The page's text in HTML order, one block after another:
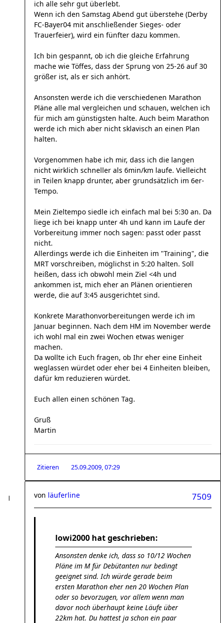
ich alle sehr gut überlebt.
Wenn ich den Samstag Abend gut überstehe (Derby
FC-Bayer04 mit anschließender Sieges- oder
Trauerfeier), wird ein fünfter dazu kommen.
Ich bin gespannt, ob ich die gleiche Erfahrung
mache wie Töffes, dass der Sprung von 25-26 auf 30
größer ist, als er sich anhört.
Ansonsten werde ich die verschiedenen Marathon
Pläne alle mal vergleichen und schauen, welchen ich
für mich am günstigsten halte. Auch beim Marathon
werde ich mich aber nicht sklavisch an einen Plan
halten.
Vorgenommen habe ich mir, dass ich die langen
nicht wirklich schneller als 6min/km laufe. Vielleicht
in Teilen knapp drunter, aber grundsätzlich im 6er-
Tempo.
Mein Zieltempo siedle ich einfach mal bei 5:30 an. Da
liege ich bei knapp unter 4h und kann im Laufe der
Vorbereitung immer noch sagen: passt oder passt
nicht.
Allerdings werde ich die Einheiten im "Training", die
MRT vorschreiben, möglichst in 5:20 halten. Soll
heißen, dass ich obwohl mein Ziel <4h und
ankommen ist, mich eher an Plänen orientieren
werde, die auf 3:45 ausgerichtet sind.
Konkrete Marathonvorbereitungen werde ich im
Januar beginnen. Nach dem HM im November werde
ich wohl mal ein zwei Wochen etwas weniger
machen.
Da wollte ich Euch fragen, ob Ihr eher eine Einheit
weglassen würdet oder eher bei 4 Einheiten bleiben,
dafür km reduzieren würdet.
Euch allen einen schönen Tag.
Gruß
Martin
Zitieren 25.09.2009, 07:29
7509
von läuferline
lowi2000 hat geschrieben:
Ansonsten denke ich, dass so 10/12 Wochen
Pläne im M für Debütanten nur bedingt
geeignet sind. Ich würde gerade beim
ersten Marathon eher nen 20 Wochen Plan
oder so bevorzugen, vor allem wenn man
davor noch überhaupt keine Läufe über
22km hat. Du hattest ja schon ein paar